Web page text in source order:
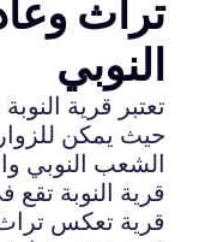
تراث
النوبي
تعتبر قرية
حيث يمكن
الشعب النوبي
قرية النوبة
قرية تعكس